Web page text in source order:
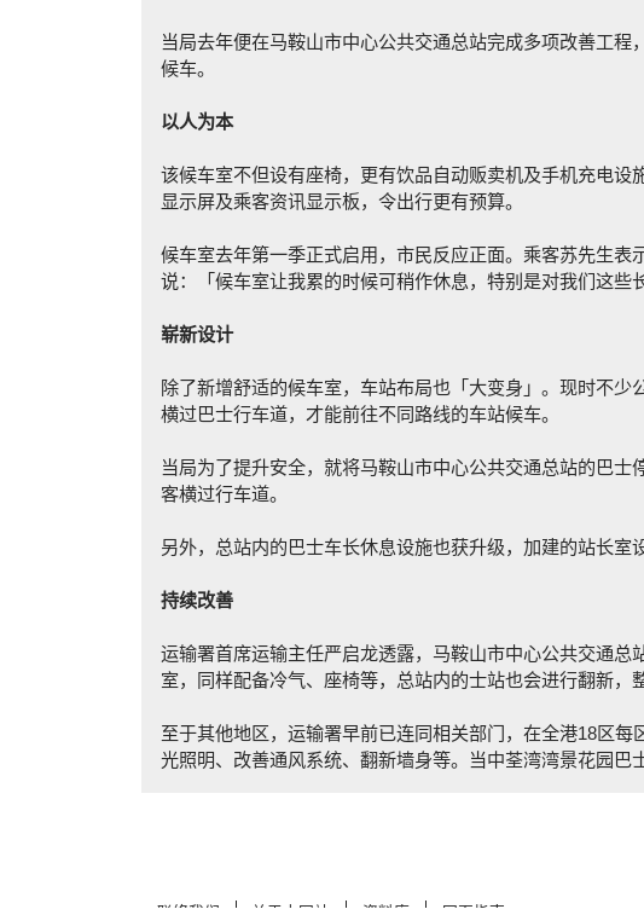
当局去年便在马鞍山市中心公共交通总站完成多项改善工
候车。
以人为本
该候车室不但设有座椅，更有饮品自动贩卖机及手机充电
显示屏及乘客资讯显示板，令出行更有预算。
候车室去年第一季正式启用，市民反应正面。乘客苏先生
说：「候车室让我累的时候可稍作休息，特别是对我们这些
崭新设计
除了新增舒适的候车室，车站布局也「大变身」。现时不
横过巴士行车道，才能前往不同路线的车站候车。
当局为了提升安全，就将马鞍山市中心公共交通总站的巴
客横过行车道。
另外，总站内的巴士车长休息设施也获升级，加建的站长室
持续改善
运输署首席运输主任严启龙透露，马鞍山市中心公共交通
室，同样配备冷气、座椅等，总站内的士站也会进行翻新，
至于其他地区，运输署早前已连同相关部门，在全港18区
光照明、改善通风系统、翻新墙身等。当中荃湾湾景花园巴